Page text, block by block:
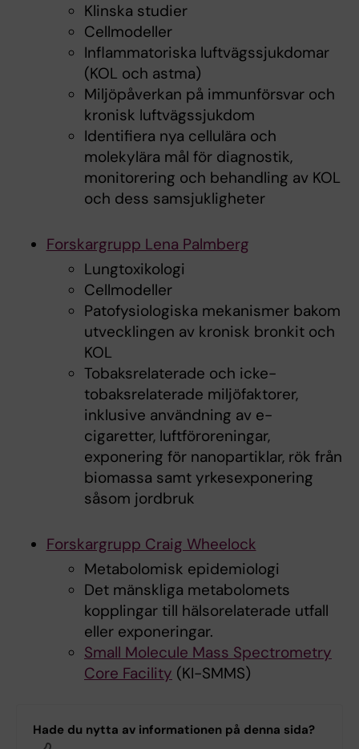
Klinska studier
Cellmodeller
Inflammatoriska luftvägssjukdomar
(KOL och astma)
Miljöpåverkan på immunförsvar och
kronisk luftvägssjukdom
Identifiera nya cellulära och
molekylära mål för diagnostik,
monitorering och behandling av KOL
och dess samsjukligheter
Forskargrupp Lena Palmberg
Lungtoxikologi
Cellmodeller
Patofysiologiska mekanismer bakom
utvecklingen av kronisk bronkit och
KOL
Tobaksrelaterade och icke-
tobaksrelaterade miljöfaktorer,
inklusive användning av e-
cigaretter, luftföroreningar,
exponering för nanopartiklar, rök från
biomassa samt yrkesexponering
såsom jordbruk
Forskargrupp Craig Wheelock
Metabolomisk epidemiologi
Det mänskliga metabolomets
kopplingar till hälsorelaterade utfall
eller exponeringar.
Small Molecule Mass Spectrometry
Core Facility (KI-SMMS)
Hade du nytta av informationen på denna sida?